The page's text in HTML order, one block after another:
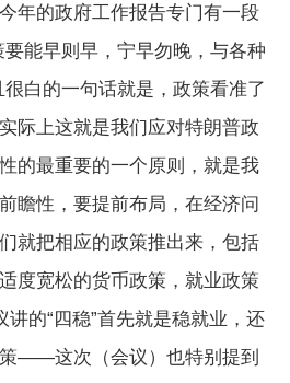
年的政府工作报告专门有一段
能早则早，宁早勿晚，与各种
很白的一句话就是，政策看准了
际上这就是我们应对特朗普政
的最重要的一个原则，就是我
瞻性，要提前布局，在经济问
就把相应的政策推出来，包括
度宽松的货币政策，就业政策
的“四稳”首先就是稳就业，还
——这次（会议）也特别提到